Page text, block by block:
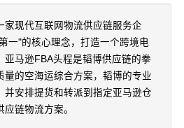
家现代互联网物流供应链服务企
一"的核心理念，打造一个跨境电
亚马逊FBA头程是韬博供应链的拳
量的空海运综合方案，韬博的专业
并安排提货和转派到指定亚马逊仓
链物流方案。